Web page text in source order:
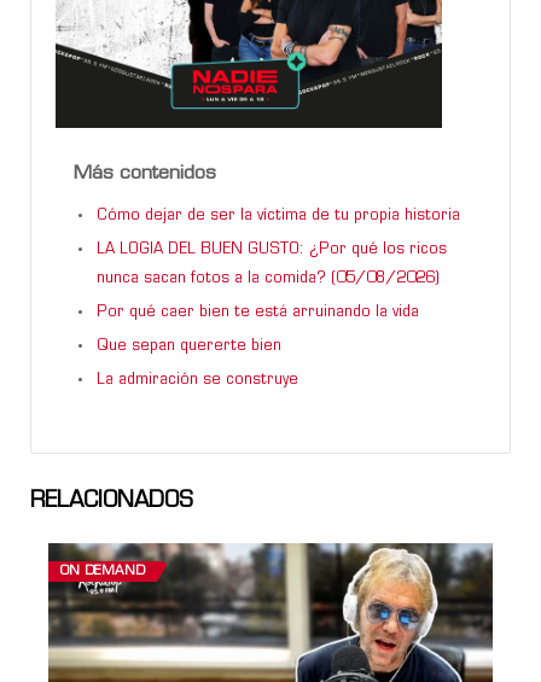
Más contenidos
Cómo dejar de ser la víctima de tu propia historia
LA LOGIA DEL BUEN GUSTO: ¿Por qué los ricos
nunca sacan fotos a la comida? (05/08/2026)
Por qué caer bien te está arruinando la vida
Que sepan quererte bien
La admiración se construye
RELACIONADOS
ON DEMAND